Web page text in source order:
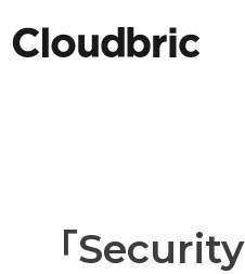
「Security